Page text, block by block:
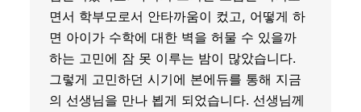
면서 학부모로서 안타까움이 컸고, 어떻게 하
면 아이가 수학에 대한 벽을 허물 수 있을까
하는 고민에 잠 못 이루는 밤이 많았습니다.
그렇게 고민하던 시기에 본에듀를 통해 지금
의 선생님을 만나 뵙게 되었습니다. 선생님께